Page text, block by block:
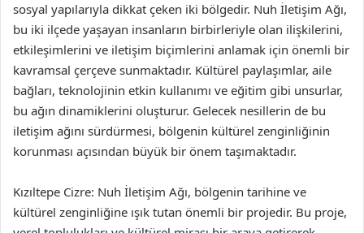
sosyal yapılarıyla dikkat çeken iki bölgedir. Nuh İletişim Ağı,
bu iki ilçede yaşayan insanların birbirleriyle olan ilişkilerini,
etkileşimlerini ve iletişim biçimlerini anlamak için önemli bir
kavramsal çerçeve sunmaktadır. Kültürel paylaşımlar, aile
bağları, teknolojinin etkin kullanımı ve eğitim gibi unsurlar,
bu ağın dinamiklerini oluşturur. Gelecek nesillerin de bu
iletişim ağını sürdürmesi, bölgenin kültürel zenginliğinin
korunması açısından büyük bir önem taşımaktadır.
Kızıltepe Cizre: Nuh İletişim Ağı, bölgenin tarihine ve
kültürel zenginliğine ışık tutan önemli bir projedir. Bu proje,